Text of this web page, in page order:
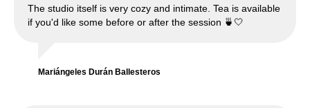
The studio itself is very cozy and intimate. Tea is available
if you'd like some before or after the session 🍵🤍
Mariángeles Durán Ballesteros